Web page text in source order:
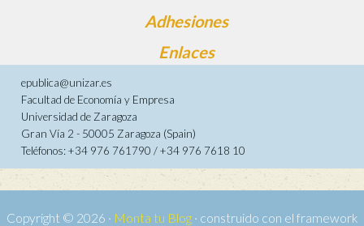
Adhesiones
Enlaces
epublica@unizar.es
Facultad de Economía y Empresa
Universidad de Zaragoza
Gran Vía 2 - 50005 Zaragoza (Spain)
Teléfonos: +34 976 761790 / +34 976 7618 10
Copyright © 2026 · Monta tu Blog· construido con el framework